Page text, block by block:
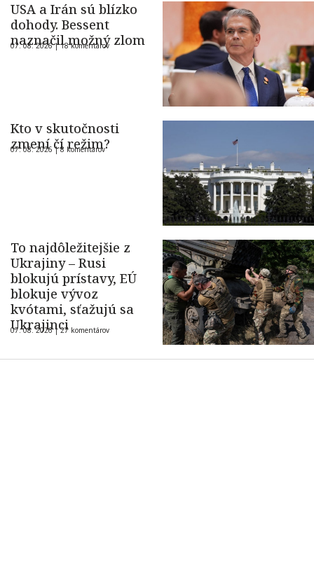
USA a Irán sú blízko
dohody. Bessent
naznačil možný zlom
07. 08. 2026 |18 komentárov
Kto v skutočnosti
zmení čí režim?
07. 08. 2026 |8 komentárov
To najdôležitejšie z
Ukrajiny – Rusi
blokujú prístavy, EÚ
blokuje vývoz
kvótami, sťažujú sa
Ukrajinci
07. 08. 2026 |27 komentárov